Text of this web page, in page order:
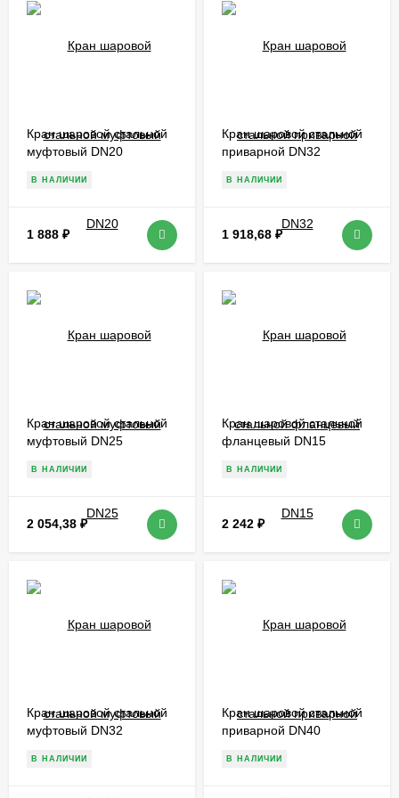
Кран шаровой стальной
муфтовый DN20
В НАЛИЧИИ
1 888 ₽
Кран шаровой стальной
приварной DN32
В НАЛИЧИИ
1 918,68 ₽
Кран шаровой стальной
муфтовый DN25
В НАЛИЧИИ
2 054,38 ₽
Кран шаровой стальной
фланцевый DN15
В НАЛИЧИИ
2 242 ₽
Кран шаровой стальной
муфтовый DN32
В НАЛИЧИИ
Кран шаровой стальной
приварной DN40
В НАЛИЧИИ